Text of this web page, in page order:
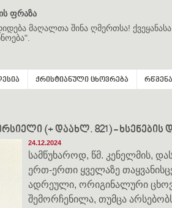
ფრაზა
მაღალთა შინა ღმერთსა!
ქრისტიანული ცხოვრება რწმენა
(+ დაახლ. 821) - ხსენების
24.12.2024
სამწუხაროდ, წმ. კენელმის,
ერთ-ერთი ყველაზე
ადრეული, ორიგინალური
შემორჩენილა, თუმცა